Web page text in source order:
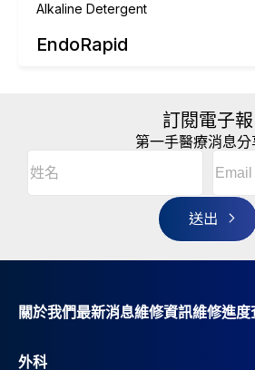
Alkaline Detergent
EndoRapid
訂閱電子報
第一手醫療消息分
名
(Required)
r
n
v
e
關於我們最新消息維修資訊維修進度
外科